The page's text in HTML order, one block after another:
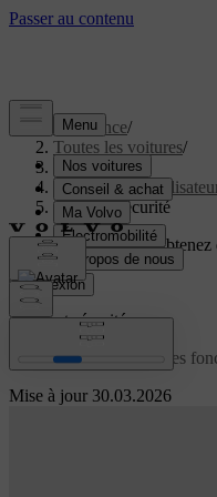
Assistance/
Toutes les voitures/
EX60 2027/
Manuel de
Accès et sécurité
Soutien personnaliséObtenez
Connexion
Mise à jour 30.03.2026
Accès et sécurité
Découvrez les différentes